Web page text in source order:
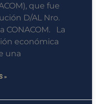
que fue
D/AL Nro.
CONACOM. La
económica
una
»